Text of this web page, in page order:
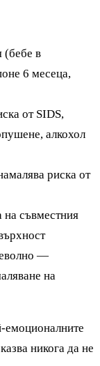
(бебе в
6 месеца,
от SIDS,
алкохол
риска от
на съвместния
—
на
емоционалните
никога да не